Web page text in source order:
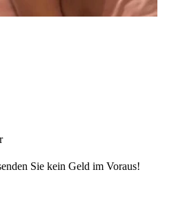
Sie kein Geld im Voraus!